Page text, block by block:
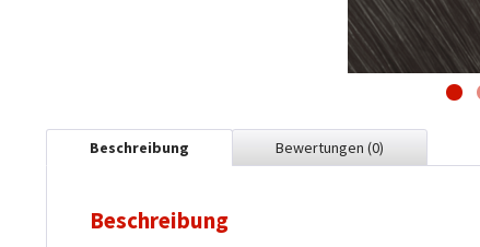
Beschreibung Bewertungen (0)
Beschreibung